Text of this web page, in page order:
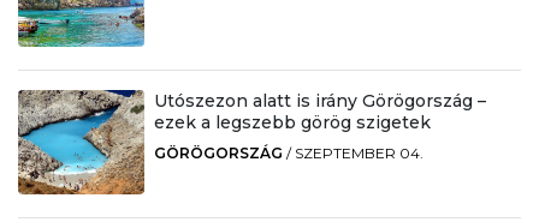
Utószezon alatt is irány Görögország –
ezek a legszebb görög szigetek
GÖRÖGORSZÁG / SZEPTEMBER 04.